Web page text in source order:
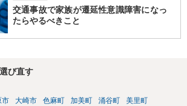
交通事故で家族が遷延性意識障害になっ
たらやるべきこと
び直す
市 大崎市 色麻町 加美町 涌谷町
美里町